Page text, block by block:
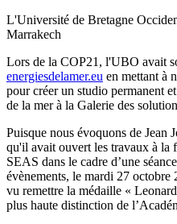
L'Université de Bretagne
Marrakech
Lors de la COP21, l'UBO avait
energiesdelamer.eu en mettant à
pour créer un studio permanent
de la mer à la Galerie des
Puisque nous évoquons de Jean
qu'il avait ouvert les travaux à la
SEAS dans le cadre d’une
évènements, le mardi 27 octobre
vu remettre la médaille «
plus haute distinction de